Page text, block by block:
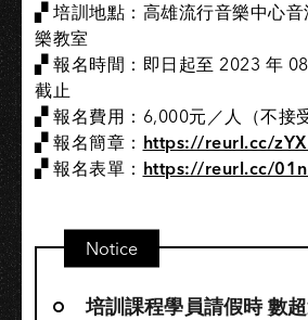
▞ 培訓地點：高雄流行音樂中心
樂教室
▞ 報名時間：即日起至 2023 年
截止
▞ 報名費用：6,000元／人（不接
▞ 報名簡章： https://reurl.cc/
▞ 報名表單： https://reurl.cc/
Notice
培訓課程學員請假時 數